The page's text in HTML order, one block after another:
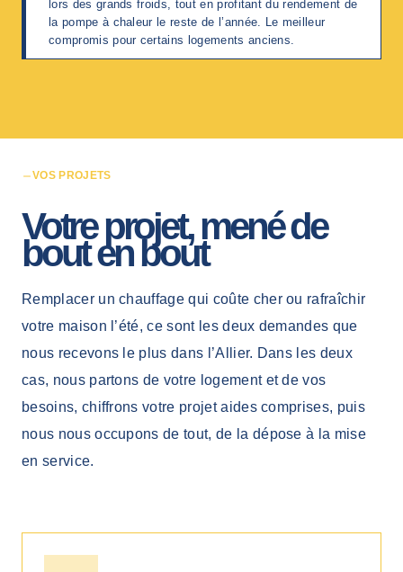
lors des grands froids, tout en profitant du rendement de
la pompe à chaleur le reste de l’année. Le meilleur
compromis pour certains logements anciens.
VOS PROJETS
Votre projet, mené de
bout en bout
Remplacer un chauffage qui coûte cher ou rafraîchir
votre maison l’été, ce sont les deux demandes que
nous recevons le plus dans l’Allier. Dans les deux
cas, nous partons de votre logement et de vos
besoins, chiffrons votre projet aides comprises, puis
nous nous occupons de tout, de la dépose à la mise
en service.